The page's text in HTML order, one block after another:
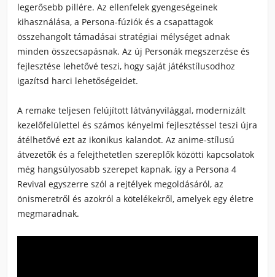
legerősebb pillére. Az ellenfelek gyengeségeinek
kihasználása, a Persona-fúziók és a csapattagok
összehangolt támadásai stratégiai mélységet adnak
minden összecsapásnak. Az új Personák megszerzése és
fejlesztése lehetővé teszi, hogy saját játékstílusodhoz
igazítsd harci lehetőségeidet.
A remake teljesen felújított látványvilággal, modernizált
kezelőfelülettel és számos kényelmi fejlesztéssel teszi újra
átélhetővé ezt az ikonikus kalandot. Az anime-stílusú
átvezetők és a felejthetetlen szereplők közötti kapcsolatok
még hangsúlyosabb szerepet kapnak, így a Persona 4
Revival egyszerre szól a rejtélyek megoldásáról, az
önismeretről és azokról a kötelékekről, amelyek egy életre
megmaradnak.